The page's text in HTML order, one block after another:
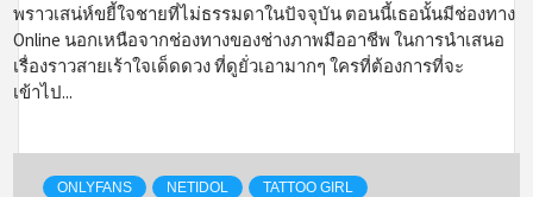
พราวเสน่ห์ขยี้ใจชายที่ไม่ธรรมดาในปัจจุบัน ตอนนี้เธอนั้นมีช่องทาง
Online นอกเหนือจากช่องทางของช่างภาพมืออาชีพ ในการนำเสนอ
เรื่องราวสายเร้าใจเด็ดดวง ที่ดูยั่วเอามากๆ ใครที่ต้องการที่จะ
เข้าไป...
ONLYFANS NETIDOL TATTOO GIRL